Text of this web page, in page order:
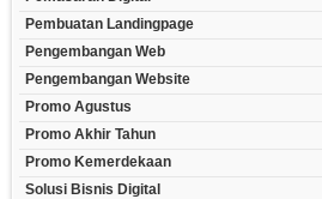
Pembuatan Landingpage
Pengembangan Web
Pengembangan Website
Promo Agustus
Promo Akhir Tahun
Promo Kemerdekaan
Solusi Bisnis Digital